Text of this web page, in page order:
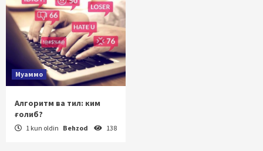
Муаммо
Алгоритм ва тил: ким
ғолиб?
1 kun oldin Behzod 138